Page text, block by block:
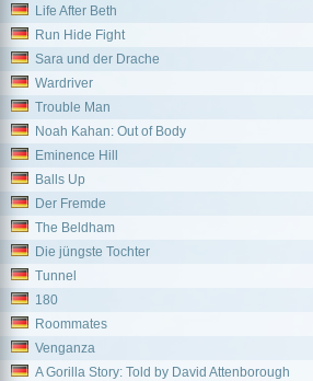
Life After Beth
Run Hide Fight
Sara und der Drache
Wardriver
Trouble Man
Noah Kahan: Out of Body
Eminence Hill
Balls Up
Der Fremde
The Beldham
Die jüngste Tochter
Tunnel
180
Roommates
Venganza
A Gorilla Story: Told by David Attenborough